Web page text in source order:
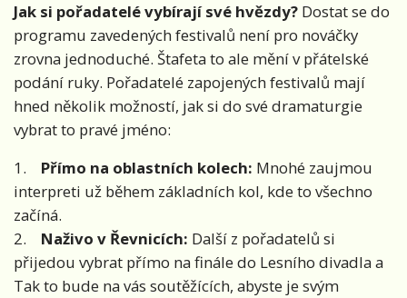
Jak si pořadatelé vybírají své hvězdy? Dostat se do
programu zavedených festivalů není pro nováčky
zrovna jednoduché. Štafeta to ale mění v přátelské
podání ruky. Pořadatelé zapojených festivalů mají
hned několik možností, jak si do své dramaturgie
vybrat to pravé jméno:
1. Přímo na oblastních kolech: Mnohé zaujmou
interpreti už během základních kol, kde to všechno
začíná.
2. Naživo v Řevnicích: Další z pořadatelů si
přijedou vybrat přímo na finále do Lesního divadla a
Tak to bude na vás soutěžících, abyste je svým